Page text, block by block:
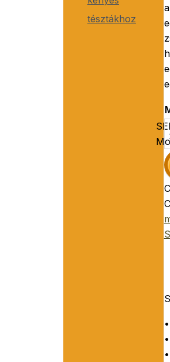
tésztákhoz